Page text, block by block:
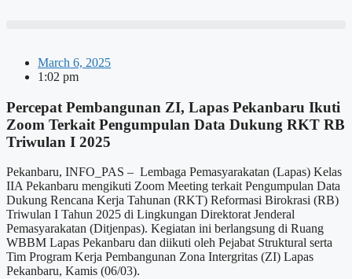
March 6, 2025
1:02 pm
Percepat Pembangunan ZI, Lapas Pekanbaru Ikuti
Zoom Terkait Pengumpulan Data Dukung RKT RB
Triwulan I 2025
Pekanbaru, INFO_PAS – Lembaga Pemasyarakatan (Lapas) Kelas
IIA Pekanbaru mengikuti Zoom Meeting terkait Pengumpulan Data
Dukung Rencana Kerja Tahunan (RKT) Reformasi Birokrasi (RB)
Triwulan I Tahun 2025 di Lingkungan Direktorat Jenderal
Pemasyarakatan (Ditjenpas). Kegiatan ini berlangsung di Ruang
WBBM Lapas Pekanbaru dan diikuti oleh Pejabat Struktural serta
Tim Program Kerja Pembangunan Zona Intergritas (ZI) Lapas
Pekanbaru, Kamis (06/03).